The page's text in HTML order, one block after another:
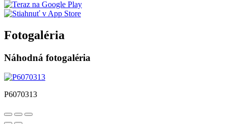
Fotogaléria
Náhodná fotogaléria
P6070313